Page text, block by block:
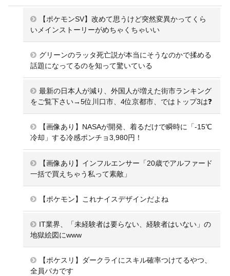
【ポケモンSV】改めて思うけど突然変異かってくら
いメインストーリーがめちゃくちゃいい
グリーンのラッタ死亡説が本当にそうなのかで揉める
話題になってるのを知って驚いている
最新の日本人が減り、外国人が増えた街市ランキング
をご覧下さい→5位川口市、4位京都市、ではトップ3は❓
【画像あり】NASAが開発、着るだけで瞬時に「-15℃
冷却」する冷感ポンチョ3,980円！
【画像あり】インフルエンサー「20歳でアルファード
一括で買えちゃう私って素敵」
【ポケモン】これナイスデザインだよね
IT業界、「未経験者は要らない、経験者はいない」の
地獄絵図にwww
【ポケスリ】ダークライにスキル確率つけてるやつ、
全員バカです